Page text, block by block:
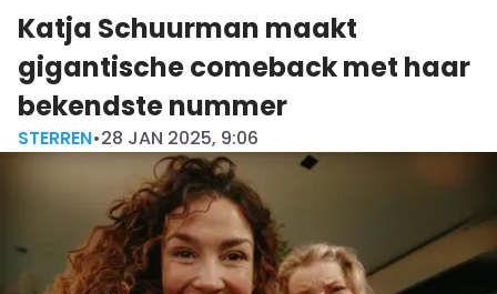
Katja Schuurman maakt
gigantische comeback met haar
bekendste nummer
STERREN•28 JAN 2025, 9:06